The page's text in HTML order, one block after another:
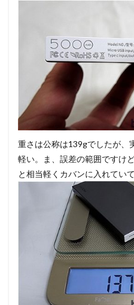
重さは公称は139gでしたが、
軽い。ま、誤差の範囲ですけ
と相当軽くカバンに入れてい